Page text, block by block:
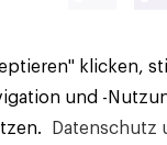
klicken,
und -
Datenschutz